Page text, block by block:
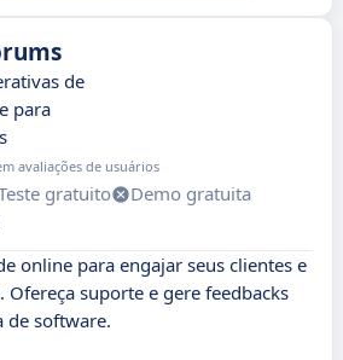
de
para
avaliações de usuários
gratuito
Demo gratuita
online para engajar seus clientes e
Ofereça suporte e gere feedbacks
de software.